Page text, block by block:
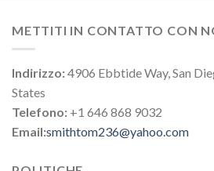
METTITI IN CONTATTO CON
Indirizzo:4906 Ebbtide Way, San
States
Telefono: +1 646 868 9032
Email:smithtom236@yahoo.com